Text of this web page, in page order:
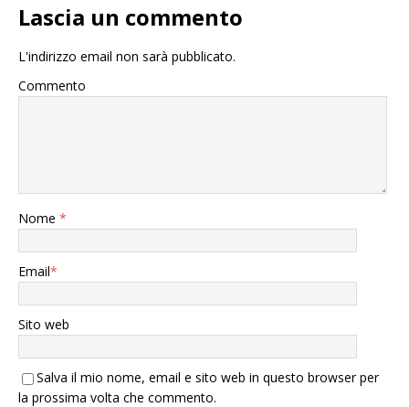
Lascia un commento
L'indirizzo email non sarà pubblicato.
Commento
Nome *
Email*
Sito web
Salva il mio nome, email e sito web in questo browser per
la prossima volta che commento.